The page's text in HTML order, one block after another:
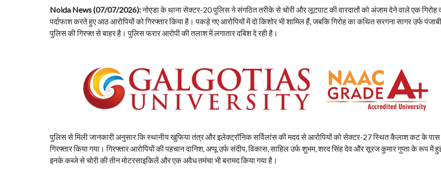
Noida News (07/07/2026):नोएडा के थाना सेक्टर-20 पुलिस ने संगठित तरीके से चोरी और लूटपाट की वारदातों को अंजाम देने वाले एक गिरोह
पर्दाफाश करते हुए आठ आरोपियों को गिरफ्तार किया है। पकड़े गए आरोपियों में दो किशोर भी शामिल हैं, जबकि गिरोह का कथित सरगना सागर उर्फ
पुलिस की गिरफ्त से बाहर है। पुलिस फरार आरोपी की तलाश में लगातार दबिश दे रही है।
पुलिस से मिली जानकारी अनुसार कि स्थानीय खुफिया तंत्र और इलेक्ट्रॉनिक सर्विलांस की मदद से आरोपियों को सेक्टर-27 स्थित कैलाश कट के
गिरफ्तार किया गया। गिरफ्तार आरोपियों की पहचान दानिश, अप्पू उर्फ संदीप, विकास, साहिल उर्फ शुभम, शरद सिंह देव और सूरज कुमार गुप्ता के रूप में
इनके कब्जे से चोरी की तीन मोटरसाइकिलें और एक अवैध तमंचा भी बरामद किया गया है।